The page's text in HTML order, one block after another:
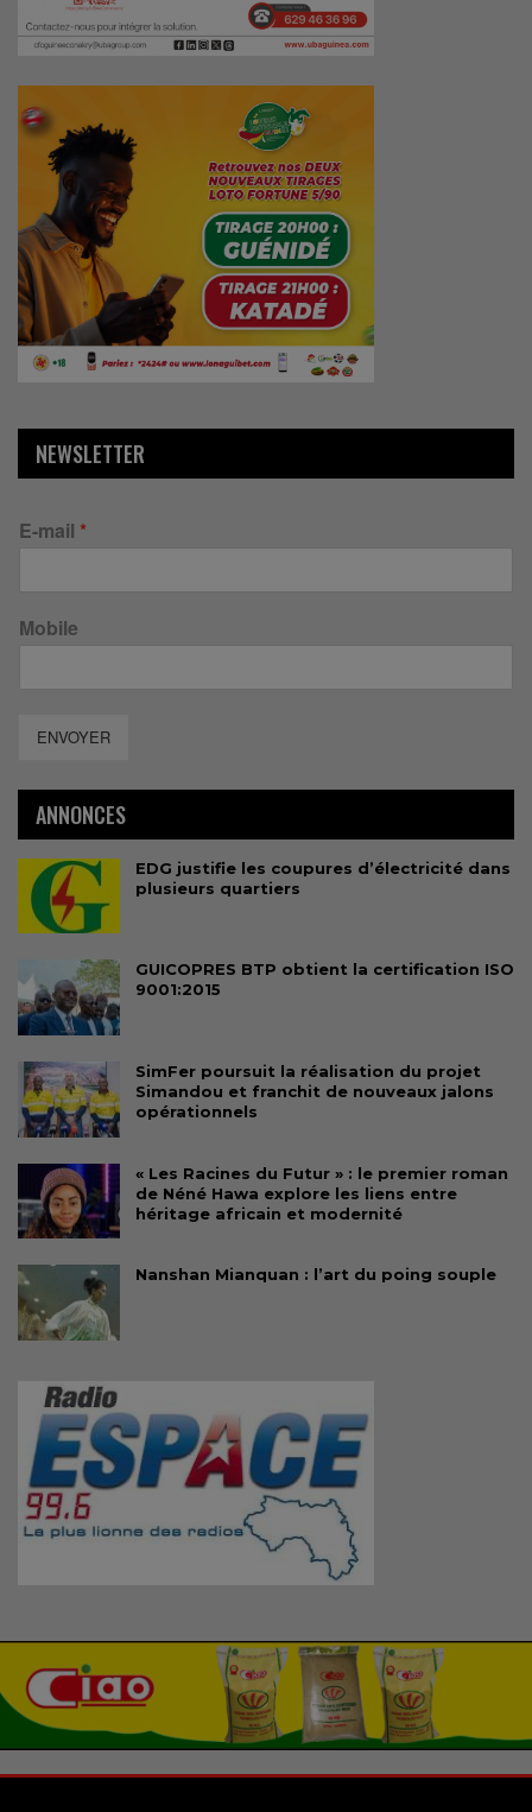
NEWSLETTER
E-mail *
Mobile
ENVOYER
ANNONCES
EDG justifie les coupures d’électricité dans
plusieurs quartiers
GUICOPRES BTP obtient la certification ISO
9001:2015
SimFer poursuit la réalisation du projet
Simandou et franchit de nouveaux jalons
opérationnels
« Les Racines du Futur » : le premier roman
de Néné Hawa explore les liens entre
héritage africain et modernité
Nanshan Mianquan : l’art du poing souple